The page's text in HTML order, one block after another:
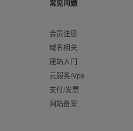
常见问题
会员注册
域名相关
建站入门
云服务/Vps
支付/发票
网站备案